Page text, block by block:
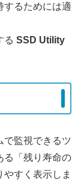
するためには適
る SSD Utility
で監視できるツ
る「残り寿命の
すく表示しま